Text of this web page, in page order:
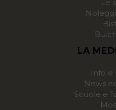
Le
LA
Info e
News
Scuole e